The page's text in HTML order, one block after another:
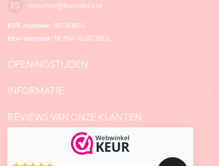
webshop@feestdeco.nl
KVK nummer: 88749851
btw-nummer: NL864762872B01
OPENINGSTIJDEN
INFORMATIE
REVIEWS VAN ONZE KLANTEN